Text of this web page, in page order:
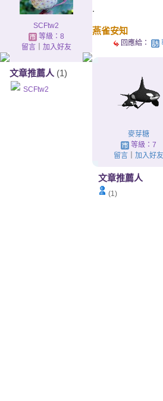
SCFtw2
等級：8
留言｜ 加入好友
文章推薦人 (1)
SCFtw2
.
燕雀安知
回應給：
麥芽糖
等級：7
留言｜ 加入好友
文章推薦人
(1)